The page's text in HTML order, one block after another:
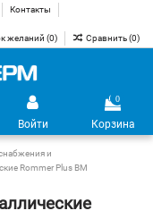
Контакты
желаний (0) Сравнить (0)
Войти
0
Корзина
и
Rommer Plus BM